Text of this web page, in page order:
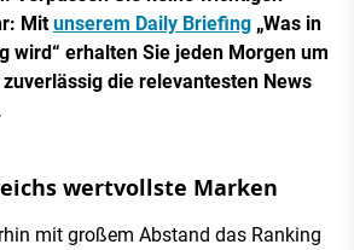
Mitunserem Daily Briefing „Was in
wird“ erhalten Sie jeden Morgen um
die relevantesten News
wertvollste Marken
mit großem Abstand das Ranking